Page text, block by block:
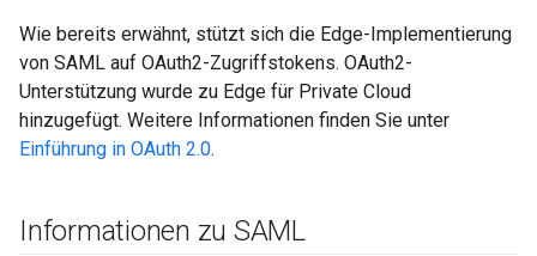
Wie bereits erwähnt, stützt sich die Edge-Implementierung
von SAML auf OAuth2-Zugriffstokens. OAuth2-
Unterstützung wurde zu Edge für Private Cloud
hinzugefügt. Weitere Informationen finden Sie unter
Einführung in OAuth 2.0.
Informationen zu SAML